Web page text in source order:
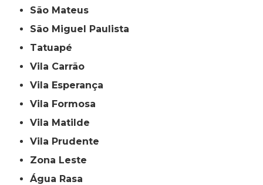
São Mateus
São Miguel Paulista
Tatuapé
Vila Carrão
Vila Esperança
Vila Formosa
Vila Matilde
Vila Prudente
Zona Leste
Água Rasa